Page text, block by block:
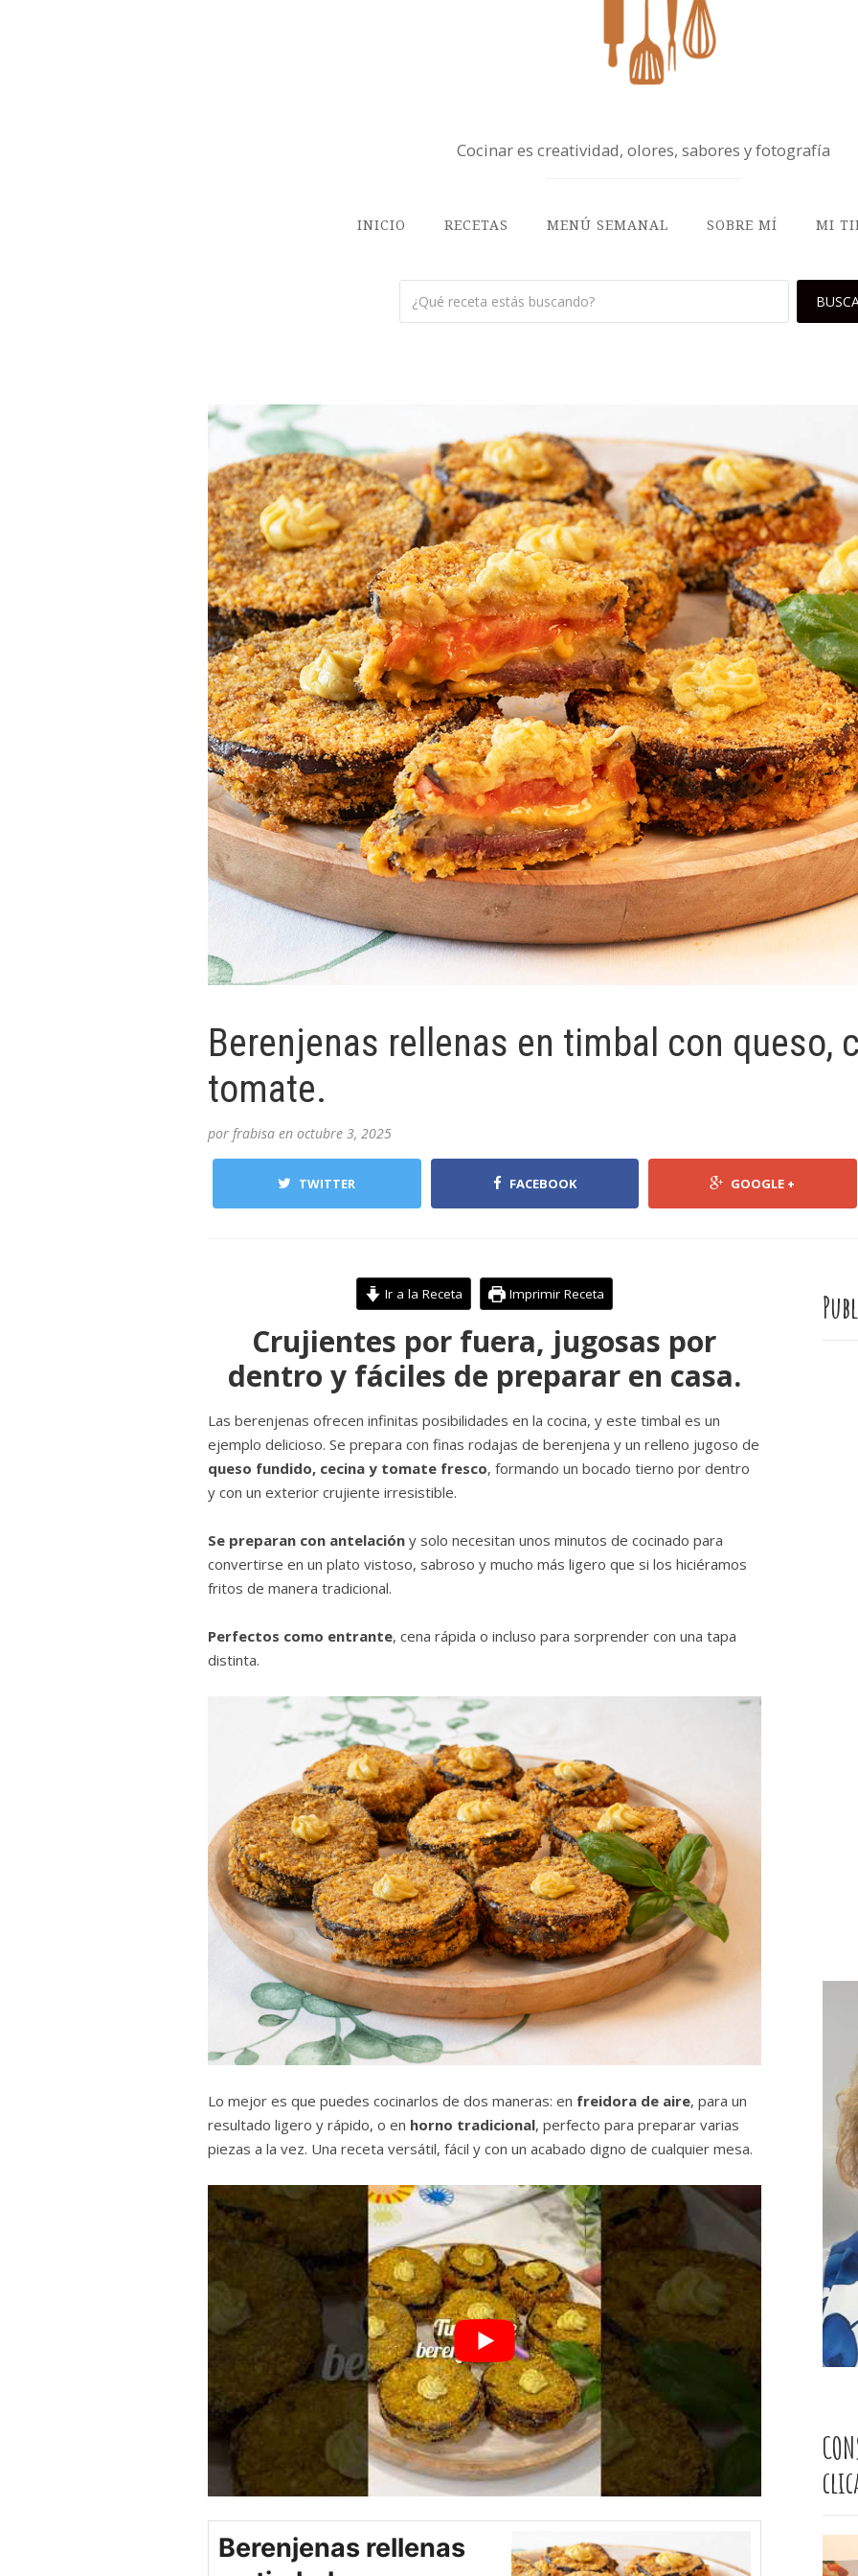
Cocinar es creatividad, olores, sabores y fotografía
INICIO RECETAS MENÚ SEMANAL SOBRE MÍ MI
Berenjenas rellenas en timbal con queso,
tomate.
por frabisa en octubre 3, 2025
TWITTER FACEBOOK GOOGLE +
Ir a la Receta Imprimir Receta
Crujientes por fuera, jugosas por
dentro y fáciles de preparar en casa.
Las berenjenas ofrecen infinitas posibilidades en la cocina, y este timbal es un
ejemplo delicioso. Se prepara con finas rodajas de berenjena y un relleno jugoso de
queso fundido, cecina y tomate fresco, formando un bocado tierno por dentro
y con un exterior crujiente irresistible.
Se preparan con antelación y solo necesitan unos minutos de cocinado para
convertirse en un plato vistoso, sabroso y mucho más ligero que si los hiciéramos
fritos de manera tradicional.
Perfectos como entrante, cena rápida o incluso para sorprender con una tapa
distinta.
Lo mejor es que puedes cocinarlos de dos maneras: en freidora de aire, para un
resultado ligero y rápido, o en horno tradicional, perfecto para preparar varias
piezas a la vez. Una receta versátil, fácil y con un acabado digno de cualquier mesa.
Berenjenas rellenas